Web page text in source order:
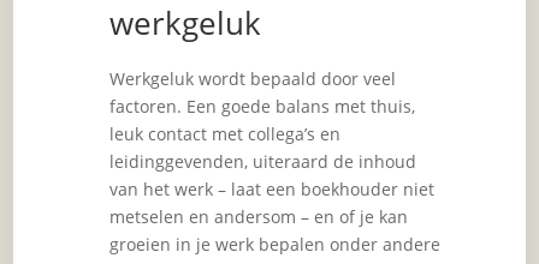
werkgeluk
Werkgeluk wordt bepaald door veel
factoren. Een goede balans met thuis,
leuk contact met collega’s en
leidinggevenden, uiteraard de inhoud
van het werk – laat een boekhouder niet
metselen en andersom – en of je kan
groeien in je werk bepalen onder andere